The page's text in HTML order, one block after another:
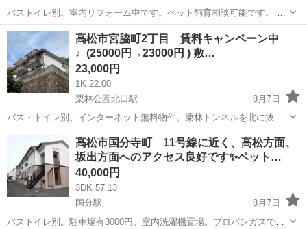
バストイレ別。室内リフォーム中です。ペット飼育相談可能です。 ※
住所のピンは正確では無い可能性ございますので、現地確認や内見ご
希望の際はご連絡下さい。 ※お部屋のクリーニング費用は退去時に定
額クリーニング費用(2DK...
香川 高松市 春日川駅 アパート 無料
高松市宮脇町2丁目 賃料キャンペーン中
♩(25000円→23000円 ) 敷…
23,000円
1K 22.00
栗林公園北口駅
8月7日
バス・トイレ別。インターネット無料物件。栗林トンネルを北に抜け
てすぐの位置で中心部にも通いやすいお部屋です。 水道代毎月/2,000
内見ご希望の際はご連絡下...
高松市 栗林公園北口駅 アパート 物件
高松市国分寺町 11号線に近く、高松方面、
坂出方面へのアクセス良好です✨ペット…
40,000円
3DK 57.13
国分駅
8月7日
バストイレ別。駐車場有3000円。室内洗濯機置場。プロパンガスで